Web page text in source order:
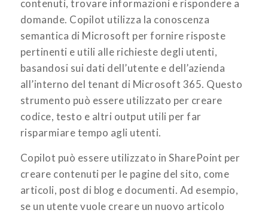
contenuti, trovare informazioni e rispondere a
domande. Copilot utilizza la conoscenza
semantica di Microsoft per fornire risposte
pertinenti e utili alle richieste degli utenti,
basandosi sui dati dell’utente e dell’azienda
all’interno del tenant di Microsoft 365. Questo
strumento può essere utilizzato per creare
codice, testo e altri output utili per far
risparmiare tempo agli utenti.
Copilot può essere utilizzato in SharePoint per
creare contenuti per le pagine del sito, come
articoli, post di blog e documenti. Ad esempio,
se un utente vuole creare un nuovo articolo